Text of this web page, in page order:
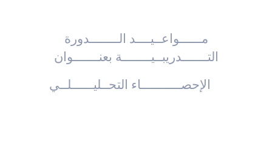
مــــــواعــيــــد الــــــــدورة
التـــــــدريبــيــــــــة بعنـــــــوان
الإحصـــــــــــاء التحــليــــــلــي